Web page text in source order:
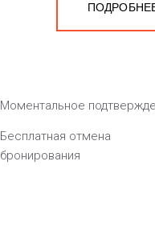
Моментальное
Бесплатная отмена
бронирования